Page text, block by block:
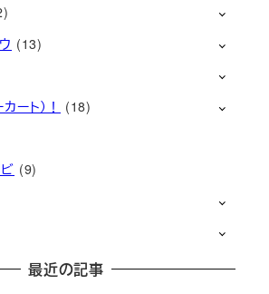
(13)
ート）！
(18)
(9)
最近の記事